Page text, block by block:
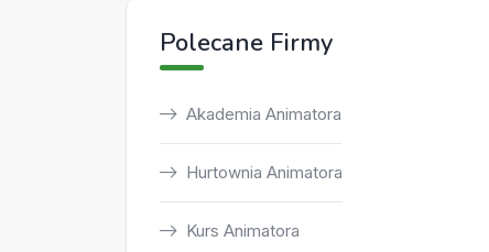
Polecane Firmy
Akademia Animatora
Hurtownia Animatora
Kurs Animatora